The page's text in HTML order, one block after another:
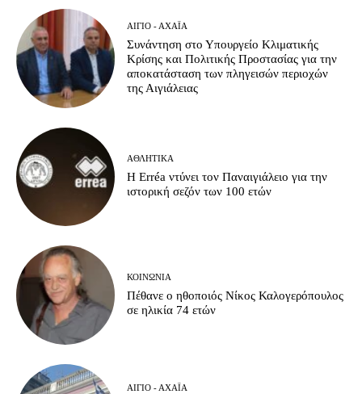
ΑΊΓΙΟ - ΑΧΑΪ́Α
Συνάντηση στο Υπουργείο Κλιματικής
Κρίσης και Πολιτικής Προστασίας για την
αποκατάσταση των πληγεισών περιοχών
της Αιγιάλειας
ΑΘΛΗΤΙΚΆ
Η Erréa ντύνει τον Παναιγιάλειο για την
ιστορική σεζόν των 100 ετών
ΚΟΙΝΩΝΊΑ
Πέθανε ο ηθοποιός Νίκος Καλογερόπουλος
σε ηλικία 74 ετών
ΑΊΓΙΟ - ΑΧΑΪ́Α